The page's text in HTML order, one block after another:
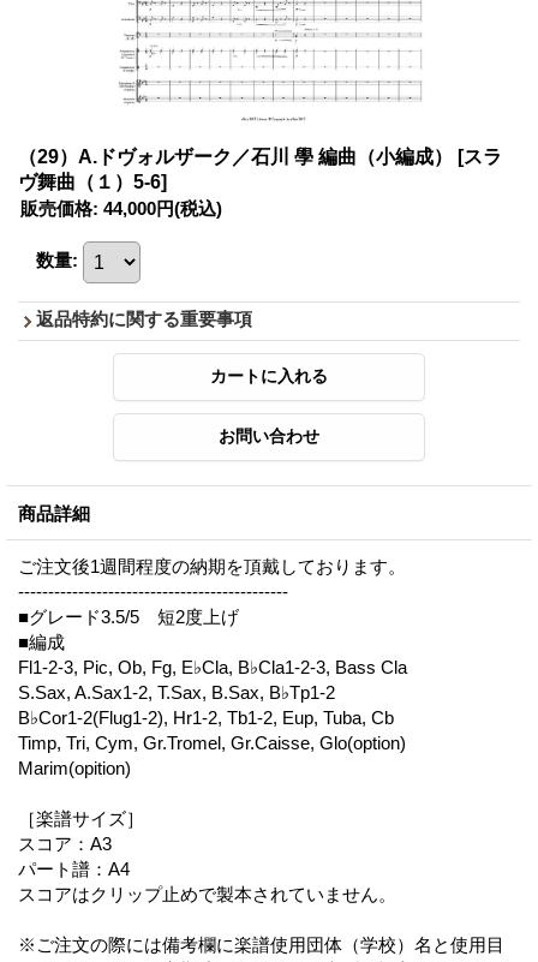
（29）A.ドヴォルザーク／石川 學 編曲（小編成）
[スラ
ヴ舞曲（１）5-6]
販売価格: 44,000円(税込)
数量:
返品特約に関する重要事項
商品詳細
ご注文後1週間程度の納期を頂戴しております。
---------------------------------------------
■グレード3.5/5 短2度上げ
■編成
Fl1-2-3, Pic, Ob, Fg, E♭Cla, B♭Cla1-2-3, Bass Cla
S.Sax, A.Sax1-2, T.Sax, B.Sax, B♭Tp1-2
B♭Cor1-2(Flug1-2), Hr1-2, Tb1-2, Eup, Tuba, Cb
Timp, Tri, Cym, Gr.Tromel, Gr.Caisse, Glo(option)
Marim(opition)
［楽譜サイズ］
スコア：A3
パート譜：A4
スコアはクリップ止めで製本されていません。
※ご注文の際には備考欄に楽譜使用団体（学校）名と使用目